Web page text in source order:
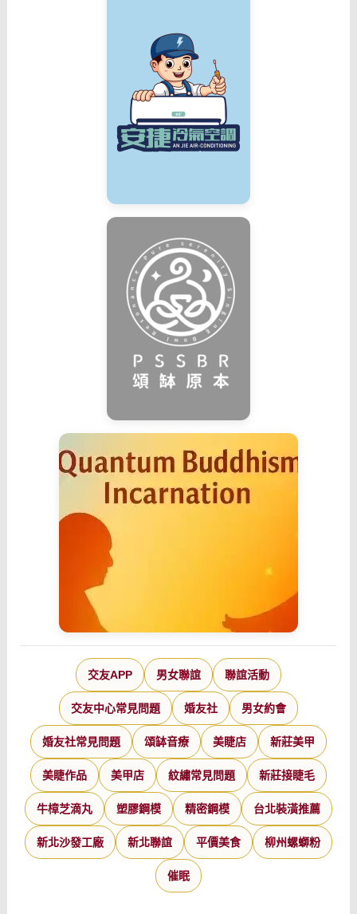
交友APP 男女聯誼 聯誼活動
交友中心常見問題 婚友社 男女約會
婚友社常見問題 頌缽音療 美睫店 新莊美甲
美睫作品 美甲店 紋繡常見問題 新莊接睫毛
牛樟芝滴丸 塑膠鋼模 精密鋼模 台北裝潢推薦
新北沙發工廠 新北聯誼 平價美食 柳州螺螄粉
催眠